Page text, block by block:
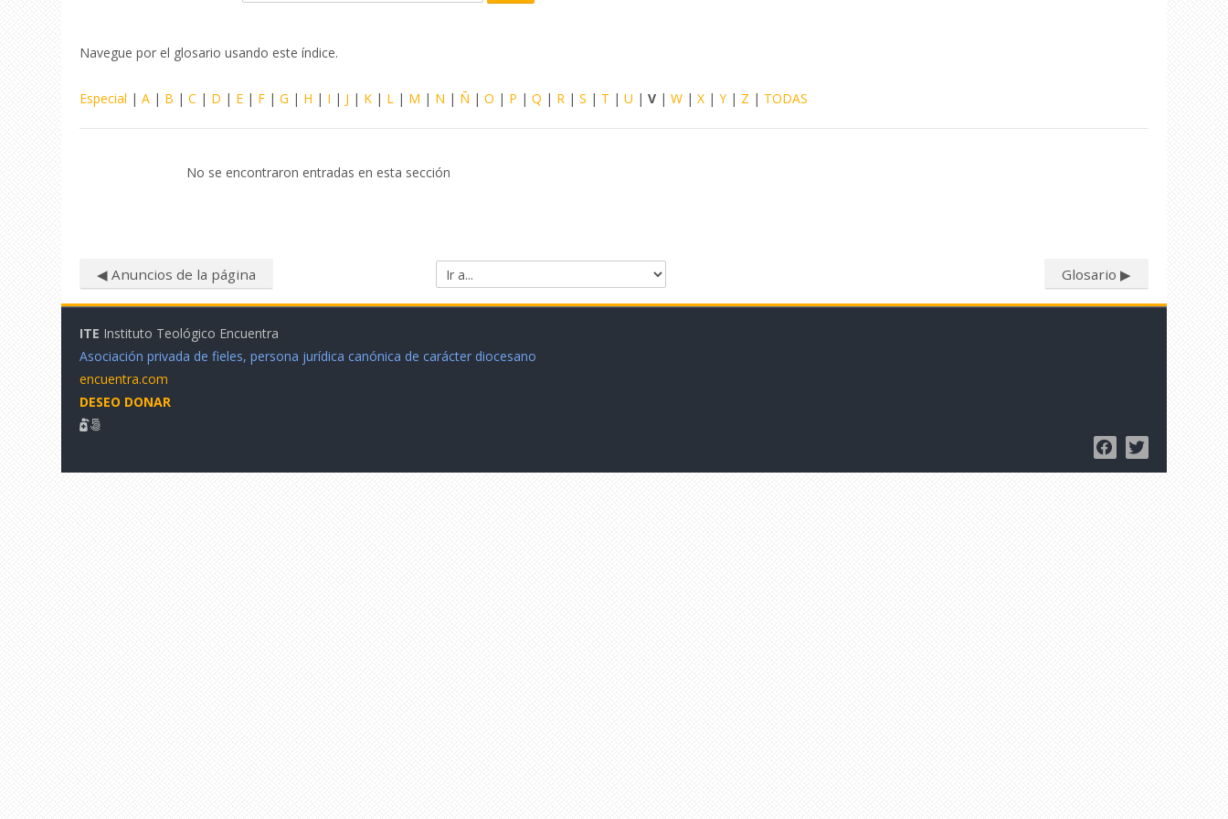
Buscar
Navegue por el glosario usando este índice.
Especial |A | B |C | D | E | F |G | H | I | J | K | L | M | N | Ñ |O | P |Q | R |S | T |U |V |W |X |Y| Z | TODAS
No se encontraron entradas en esta sección
◀︎ Anuncios de la página Ir a... Glosario ▶︎
ITE Instituto Teológico Encuentra
Asociación privada de fieles, persona jurídica canónica de carácter diocesano
encuentra.com
DESEO DONAR